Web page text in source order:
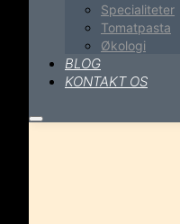
Specialiteter
Tomatpasta
Økologi
BLOG
KONTAKT OS
Hovedmenu